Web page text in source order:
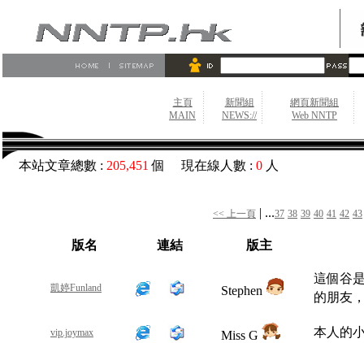
主頁
MAIN
新聞組
NEWS://
網頁新聞組
Web NNTP
本站文章總數 : 205,451 個 現在線人數 : 0 人
<< 上一頁 | ...37 38 39 40 41 42 43
版名 連結 版主
凱婷Funland Stephen
這個谷
的朋友
vip.joymax Miss G 本人的